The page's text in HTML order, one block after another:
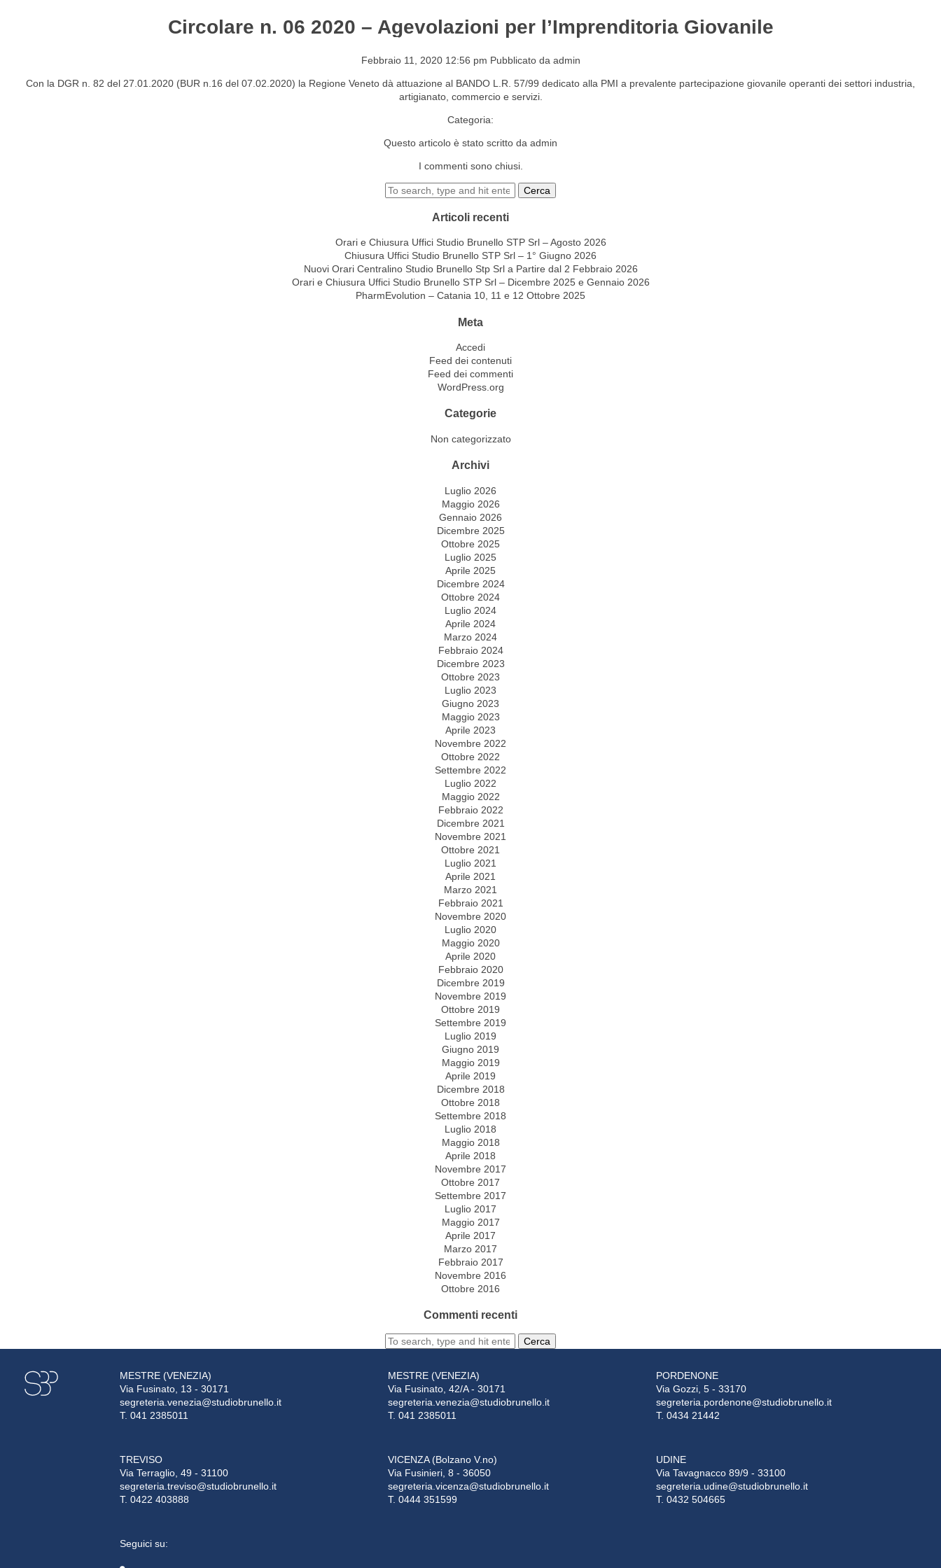
CONTATTI
Circolare n. 06 2020 – Agevolazioni per l’Imprenditoria Giovanile
Febbraio 11, 2020 12:56 pm Pubblicato da admin
Con la DGR n. 82 del 27.01.2020 (BUR n.16 del 07.02.2020) la Regione Veneto dà attuazione al BANDO L.R. 57/99 dedicato alla PMI a prevalente partecipazione giovanile operanti dei settori industria,
artigianato, commercio e servizi.
Categoria:
Questo articolo è stato scritto da admin
I commenti sono chiusi.
Cerca
Articoli recenti
Orari e Chiusura Uffici Studio Brunello STP Srl – Agosto 2026
Chiusura Uffici Studio Brunello STP Srl – 1° Giugno 2026
Nuovi Orari Centralino Studio Brunello Stp Srl a Partire dal 2 Febbraio 2026
Orari e Chiusura Uffici Studio Brunello STP Srl – Dicembre 2025 e Gennaio 2026
PharmEvolution – Catania 10, 11 e 12 Ottobre 2025
Meta
Accedi
Feed dei contenuti
Feed dei commenti
WordPress.org
Categorie
Non categorizzato
Archivi
Luglio 2026
Maggio 2026
Gennaio 2026
Dicembre 2025
Ottobre 2025
Luglio 2025
Aprile 2025
Dicembre 2024
Ottobre 2024
Luglio 2024
Aprile 2024
Marzo 2024
Febbraio 2024
Dicembre 2023
Ottobre 2023
Luglio 2023
Giugno 2023
Maggio 2023
Aprile 2023
Novembre 2022
Ottobre 2022
Settembre 2022
Luglio 2022
Maggio 2022
Febbraio 2022
Dicembre 2021
Novembre 2021
Ottobre 2021
Luglio 2021
Aprile 2021
Marzo 2021
Febbraio 2021
Novembre 2020
Luglio 2020
Maggio 2020
Aprile 2020
Febbraio 2020
Dicembre 2019
Novembre 2019
Ottobre 2019
Settembre 2019
Luglio 2019
Giugno 2019
Maggio 2019
Aprile 2019
Dicembre 2018
Ottobre 2018
Settembre 2018
Luglio 2018
Maggio 2018
Aprile 2018
Novembre 2017
Ottobre 2017
Settembre 2017
Luglio 2017
Maggio 2017
Aprile 2017
Marzo 2017
Febbraio 2017
Novembre 2016
Ottobre 2016
Commenti recenti
Cerca
MESTRE (VENEZIA)
Via Fusinato, 13 - 30171
segreteria.venezia@studiobrunello.it
T. 041 2385011
MESTRE (VENEZIA)
Via Fusinato, 42/A - 30171
segreteria.venezia@studiobrunello.it
T. 041 2385011
PORDENONE
Via Gozzi, 5 - 33170
segreteria.pordenone@studiobrunello.it
T. 0434 21442
TREVISO
Via Terraglio, 49 - 31100
segreteria.treviso@studiobrunello.it
T. 0422 403888
VICENZA (Bolzano V.no)
Via Fusinieri, 8 - 36050
segreteria.vicenza@studiobrunello.it
T. 0444 351599
UDINE
Via Tavagnacco 89/9 - 33100
segreteria.udine@studiobrunello.it
T. 0432 504665
Seguici su: